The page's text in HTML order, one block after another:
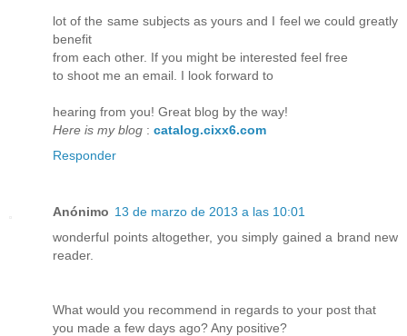
lot of the same subjects as yours and I feel we could greatly
benefit
from each other. If you might be interested feel free
to shoot me an email. I look forward to
hearing from you! Great blog by the way!
Here is my blog : catalog.cixx6.com
Responder
Anónimo 13 de marzo de 2013 a las 10:01
wonderful points altogether, you simply gained a brand new
reader.
What would you recommend in regards to your post that
you made a few days ago? Any positive?